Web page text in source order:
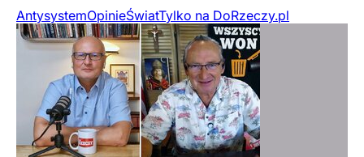
AntysystemOpinieŚwiatTylko na DoRzeczy.pl